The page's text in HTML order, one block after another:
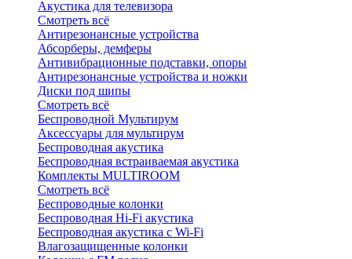
Акустика для телевизора
Смотреть всё
Антирезонансные устройства
Абсорберы, демферы
Антивибрационные подставки, опоры
Антирезонансные устройства и ножки
Диски под шипы
Смотреть всё
Беспроводной Мультирум
Аксессуары для мультирум
Беспроводная акустика
Беспроводная встраиваемая акустика
Комплекты MULTIROOM
Смотреть всё
Беспроводные колонки
Беспроводная Hi-Fi акустика
Беспроводная акустика с Wi-Fi
Влагозащищенные колонки